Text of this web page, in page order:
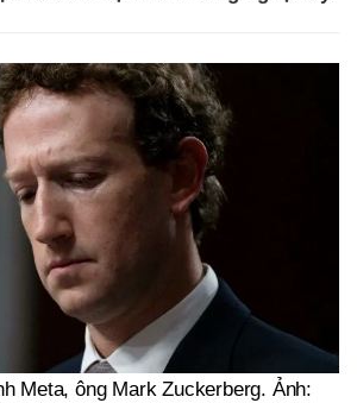
Meta, ông Mark Zuckerberg. Ảnh: